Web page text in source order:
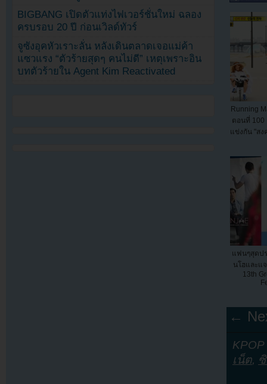
Running
ตอนที่ 100
แข่งกัน "สง
แฟนๆสุดป
นโฮและแ
13th
←
เน็ต,
BIGBANG เปิดตัวแท่งไฟเวอร์ชั่นใหม่ ฉลอง
ครบรอบ 20 ปี ก่อนเวิลด์ทัวร์
จูซังอุคหัวเราะลั่น หลังเดินตลาดเจอแม่ค้า
แซวแรง “ตัวร้ายสุดๆ คนไม่ดี” เหตุเพราะอิน
บทตัวร้ายใน Agent Kim Reactivated